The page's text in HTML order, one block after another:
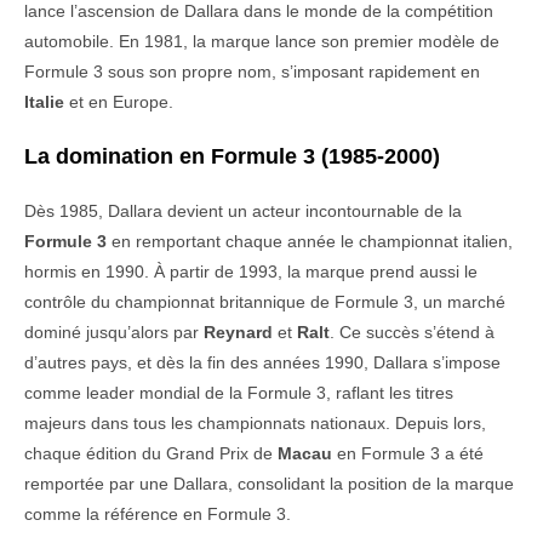
lance l’ascension de Dallara dans le monde de la compétition
automobile. En 1981, la marque lance son premier modèle de
Formule 3 sous son propre nom, s’imposant rapidement en
Italie et en Europe.
La domination en Formule 3 (1985-2000)
Dès 1985, Dallara devient un acteur incontournable de la
Formule 3 en remportant chaque année le championnat italien,
hormis en 1990. À partir de 1993, la marque prend aussi le
contrôle du championnat britannique de Formule 3, un marché
dominé jusqu’alors par Reynard et Ralt. Ce succès s’étend à
d’autres pays, et dès la fin des années 1990, Dallara s’impose
comme leader mondial de la Formule 3, raflant les titres
majeurs dans tous les championnats nationaux. Depuis lors,
chaque édition du Grand Prix de Macau en Formule 3 a été
remportée par une Dallara, consolidant la position de la marque
comme la référence en Formule 3.